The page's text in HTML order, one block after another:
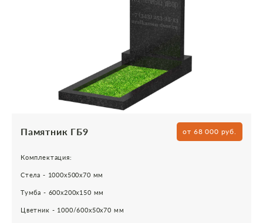
Памятник ГБ9 от 68 000 руб.
Комплектация:
Стела - 1000х500х70 мм
Тумба - 600х200х150 мм
Цветник - 1000/600х50х70 мм